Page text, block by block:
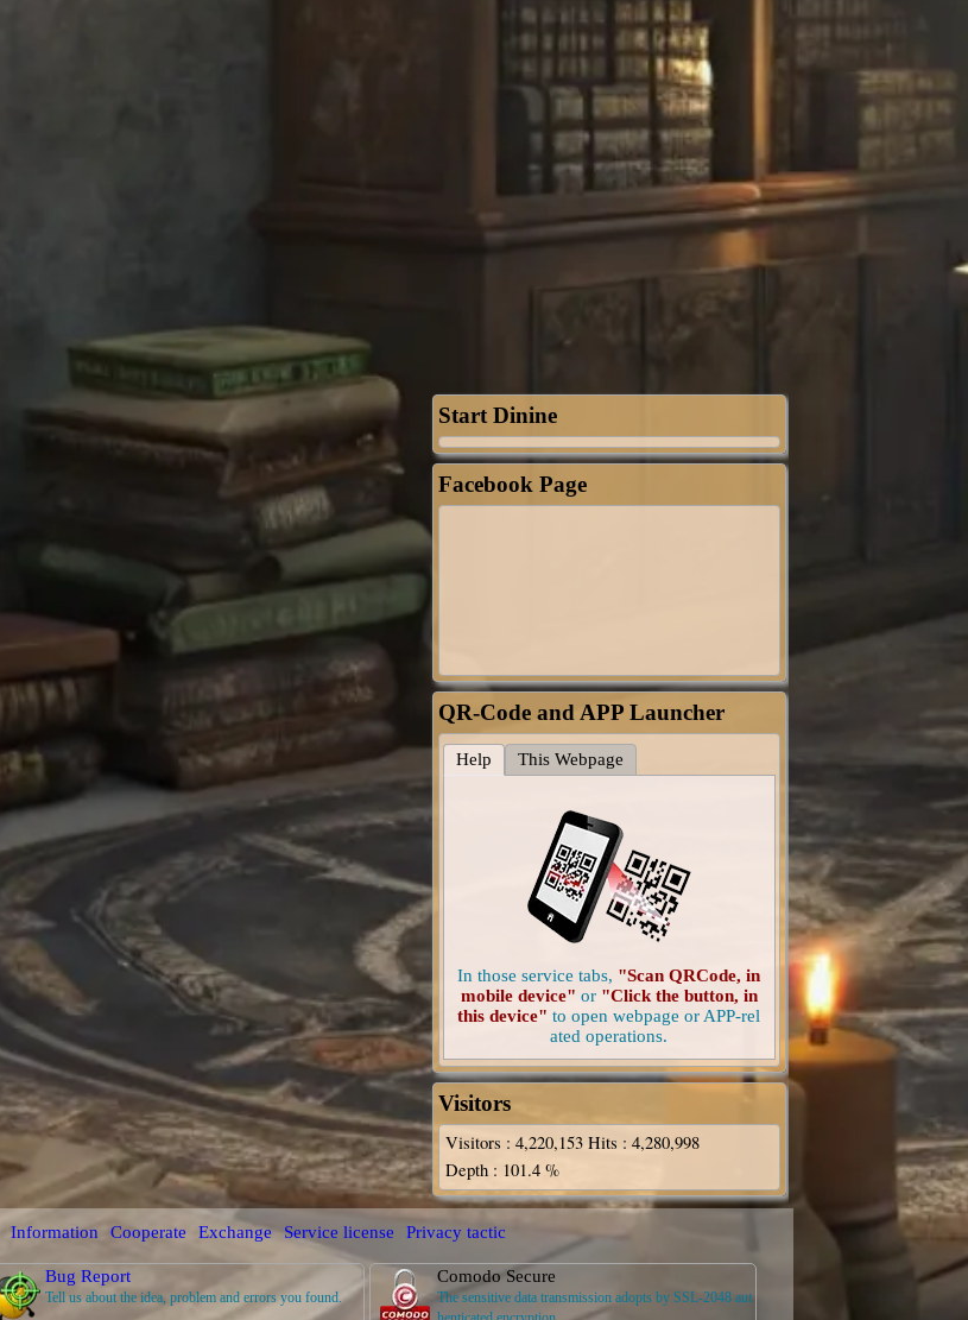
Start Dinine
Facebook Page
QR-Code and APP Launcher
Help This Webpage
In those service tabs, "Scan QRCode, in
mobile device" or "Click the button, in
this device" to open webpage or APP-rel
ated operations.
Visitors
Visitors : 4,220,153 Hits : 4,280,998
Depth: 101.4 %
Information Cooperate Exchange Service license Privacy tactic
Bug Report
Tell us about the idea, problem and errors you found.
Comodo Secure
The sensitive data transmission adopts by SSL-2048 aut